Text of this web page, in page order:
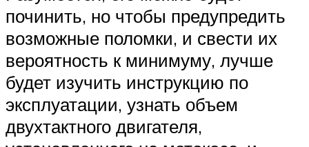
починить, но чтобы предупредить
возможные поломки, и свести их
вероятность к минимуму, лучше
будет изучить инструкцию по
эксплуатации, узнать объем
двухтактного двигателя,